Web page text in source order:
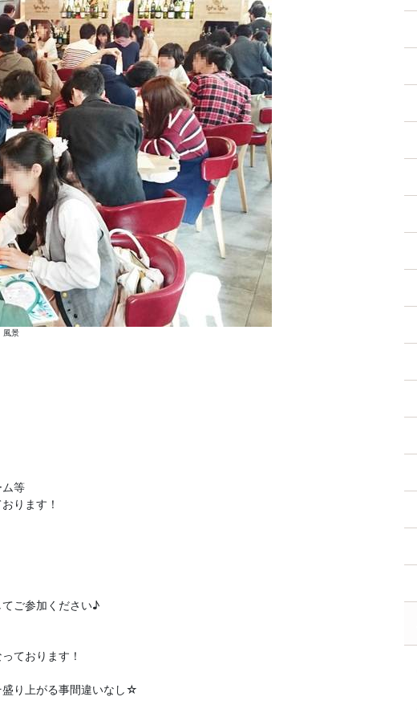
風景
等
ります！
ご参加ください♪
ております！
盛り上がる事間違いなし☆